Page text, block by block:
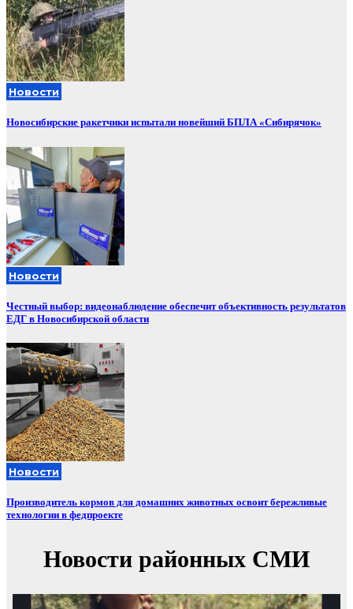
Новости
Новосибирские ракетчики испытали новейший БПЛА «Сибирячок»
Новости
Честный выбор: видеонаблюдение обеспечит объективность результатов
ЕДГ в Новосибирской области
Новости
Производитель кормов для домашних животных освоит бережливые
технологии в федпроекте